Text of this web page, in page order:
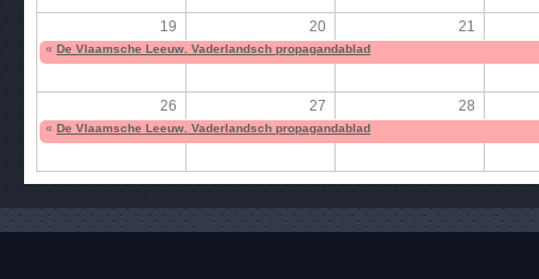
19 20 21
« De Vlaamsche Leeuw. Vaderlandsch propagandablad
26 27 28
« De Vlaamsche Leeuw. Vaderlandsch propagandablad